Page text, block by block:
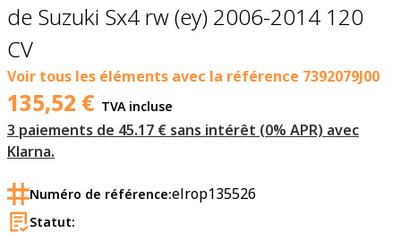
de Suzuki Sx4 rw (ey) 2006-2014 120
CV
Voir tous les éléments avec la référence 7392079J00
135,52 € TVA incluse
3 paiements de 45.17 € sans intérêt (0% APR) avec
Klarna.
Numéro de référence:elrop135526
Statut: